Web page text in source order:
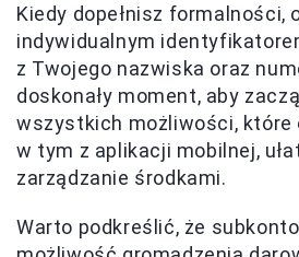
Kiedy dopełnisz formalności,
indywidualnym
z Twojego nazwiska oraz
doskonały moment, aby
wszystkich możliwości, które
w tym z aplikacji mobilnej,
zarządzanie środkami.
Warto podkreślić, że